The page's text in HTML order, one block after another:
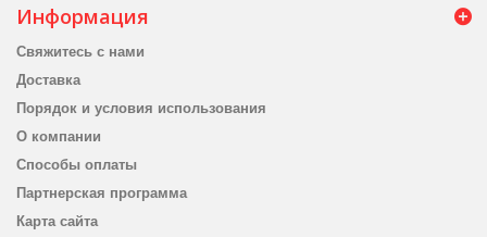
Информация
Свяжитесь с нами
Доставка
Порядок и условия использования
О компании
Способы оплаты
Партнерская программа
Карта сайта